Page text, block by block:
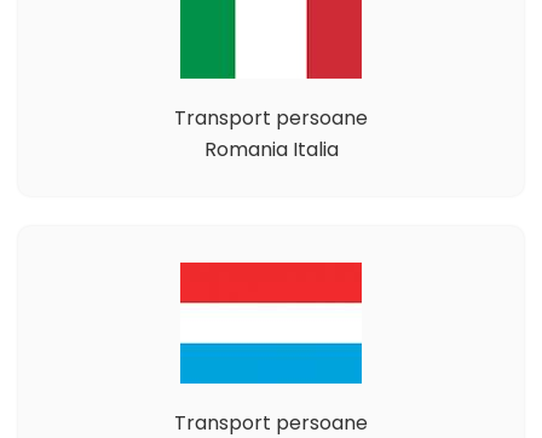
Transport persoane
Romania Italia
Transport persoane